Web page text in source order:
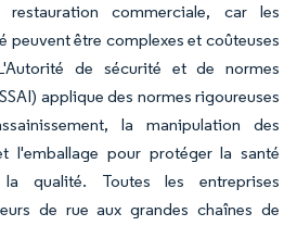
commerciale, car les
peuvent être complexes et coûteuses
de sécurité et de normes
applique des normes rigoureuses
la manipulation des
l'emballage pour protéger la santé
qualité. Toutes les entreprises
de rue aux grandes chaînes de